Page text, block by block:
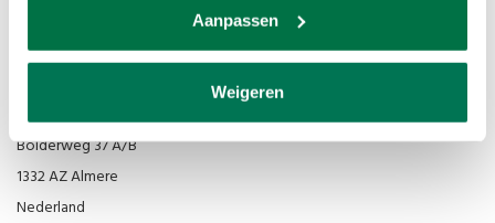
Aanpassen
Weigeren
Van den Broek Biljarts staat voor kwaliteit, vakmanschap en service.
Van den Broek Biljarts
Bolderweg 37 A/B
1332 AZ Almere
Nederland